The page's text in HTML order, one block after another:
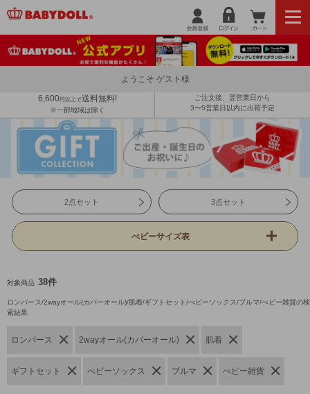
ようこそ ゲスト様
6,600 円以上で送料無料!
※一部地域は除く
ご注文後、翌営業日から
3〜5営業日以内に出荷予定
2点セット 3点セット
べビーサイズ表
対象商品 38件
ロンパース/2wayオール(カバーオール)/肌着/ギフトセット/べビーソックス/ブルマ/べビー雑貨の検
索結果
ロンパース 2wayオール(カバーオール) 肌着
ギフトセット べビーソックス ブルマ べビー雑貨